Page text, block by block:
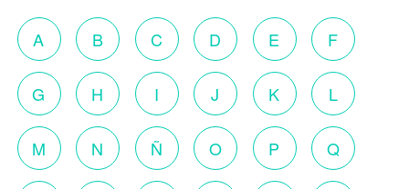
A B C D E F
G H I J K L
M N Ñ O P Q